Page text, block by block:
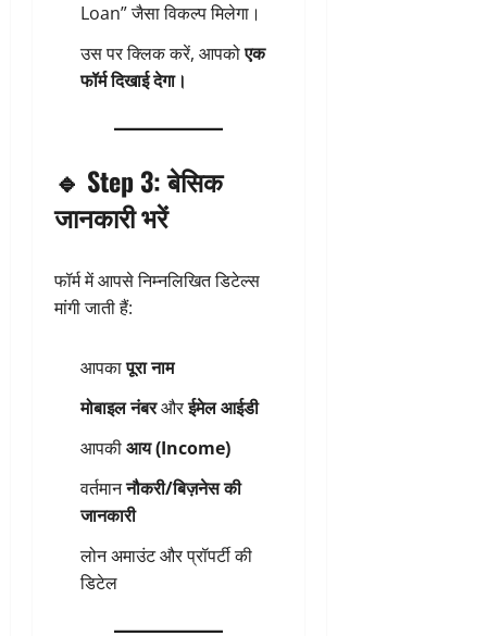
Loan” जैसा विकल्प मिलेगा।
उस पर क्लिक करें, आपकोएक
फॉर्म दिखाई देगा।
🔹 Step 3: बेसिक
जानकारी भरें
फॉर्म में आपसे निम्नलिखित डिटेल्स
मांगी जाती हैं:
आपकापूरा नाम
मोबाइल नंबरऔरईमेल आईडी
आपकीआय (Income)
वर्तमाननौकरी/बिज़नेस की
जानकारी
लोन अमाउंट और प्रॉपर्टी की
डिटेल